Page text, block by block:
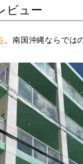
ビュー
、南国沖縄ならでは